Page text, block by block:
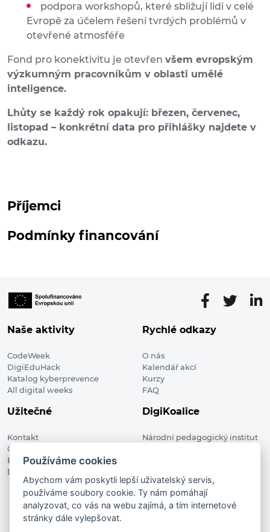
podpora workshopů, které sbližují lidi v celé
Evropě za účelem řešení tvrdých problémů v
otevřené atmosféře
Fond pro konektivitu je otevřen všem evropským
výzkumným pracovníkům v oblasti umělé
inteligence.
Lhůty se každý rok opakují: březen, červenec,
listopad – konkrétní data pro přihlášky najdete v
odkazu.
Příjemci
Podmínky financování
Naše aktivity
CodeWeek
DigiEduHack
Katalog kyberprevence
All digital weeks
Rychlé odkazy
O nás
Kalendář akcí
Kurzy
FAQ
Užitečné
Kontakt
Členské organizace
Blog
Digitalizace ve vzdělávání
DigiKoalice
Národní pedagogický institut
DigiKoalice 2021. All rights reserved
Vstup do administrace
Používáme cookies
Abychom vám poskytli lepší uživatelský servis,
používáme soubory cookie. Ty nám pomáhají
analyzovat, co vás na webu zajímá, a tím internetové
stránky dále vylepšovat.